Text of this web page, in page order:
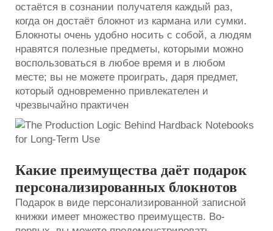
остаётся в сознании получателя каждый раз,
когда он достаёт блокнот из кармана или сумки.
Блокноты очень удобно носить с собой, а людям
нравятся полезные предметы, которыми можно
воспользоваться в любое время и в любом
месте; вы не можете проиграть, даря предмет,
который одновременно привлекателен и
чрезвычайно практичен
Какие преимущества даёт подарок
персонализированных блокнотов
Подарок в виде персонализированной записной
книжки имеет множество преимуществ. Во-